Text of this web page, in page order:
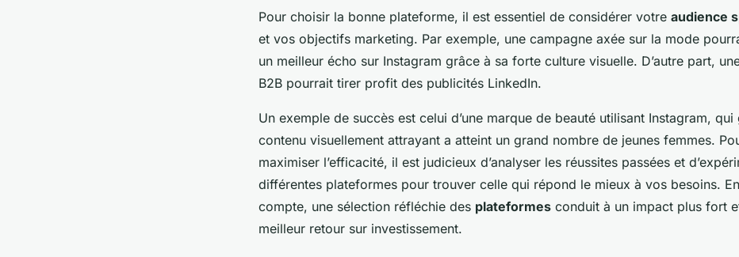
Pour choisir la bonne plateforme, il est essentiel de considérer votre audience
et vos objectifs marketing. Par exemple, une campagne axée sur la mode
un meilleur écho sur Instagram grâce à sa forte culture visuelle. D’autre part,
B2B pourrait tirer profit des publicités LinkedIn.
Un exemple de succès est celui d’une marque de beauté utilisant Instagram,
contenu visuellement attrayant a atteint un grand nombre de jeunes femmes.
maximiser l’efficacité, il est judicieux d’analyser les réussites passées et
différentes plateformes pour trouver celle qui répond le mieux à vos besoins.
compte, une sélection réfléchie des plateformes conduit à un impact plus fort
meilleur retour sur investissement.